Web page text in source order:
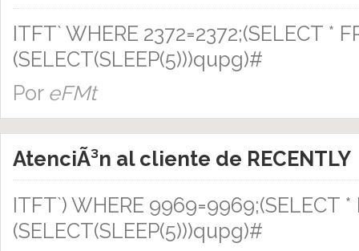
ITFT` WHERE 2372=2372;(SELECT *
(SELECT(SLEEP(5)))qupg)#
Por eFMt
AtenciÃ³n al cliente de RECENTLY
ITFT`) WHERE 9969=9969;(SELECT *
(SELECT(SLEEP(5)))qupg)#